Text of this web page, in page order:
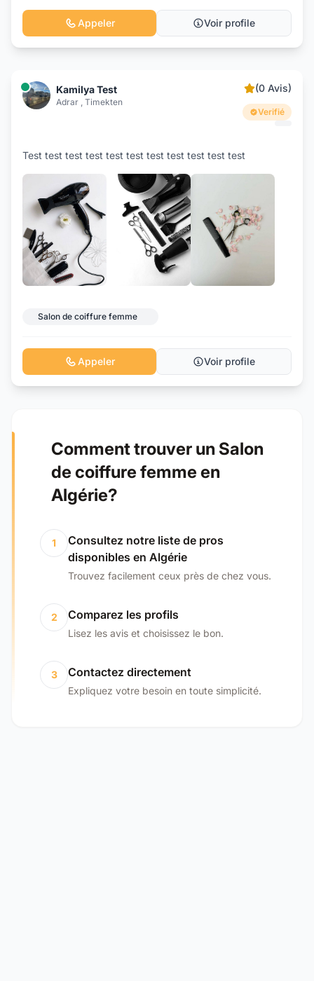
Appeler Voir profile
Kamilya Test
Adrar , Timekten
(0 Avis)
Verifié
Test test test test test test test test test test test
Salon de coiffure femme
Appeler Voir profile
Comment trouver un Salon
de coiffure femme en
Algérie?
1
Consultez notre liste de pros
disponibles en Algérie
Trouvez facilement ceux près de chez vous.
2 Comparez les profils
Lisez les avis et choisissez le bon.
3 Contactez directement
Expliquez votre besoin en toute simplicité.